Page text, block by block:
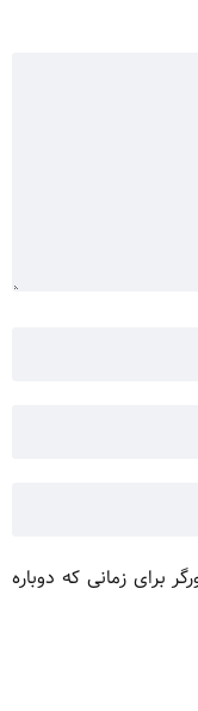
برای زمانی که دوباره